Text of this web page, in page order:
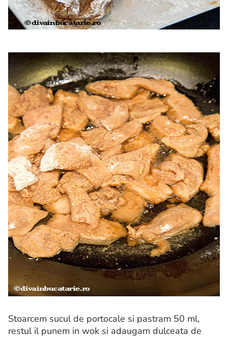
Stoarcem sucul de portocale si pastram 50 ml,
restul il punem in wok si adaugam dulceata de